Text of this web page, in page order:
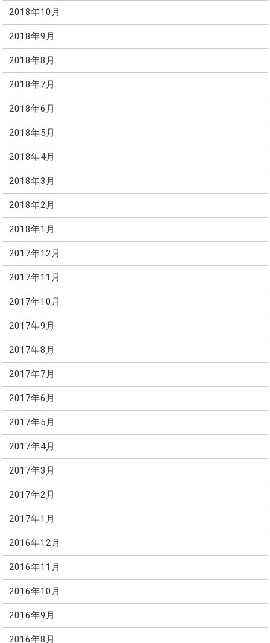
2018年10月
2018年9月
2018年8月
2018年7月
2018年6月
2018年5月
2018年4月
2018年3月
2018年2月
2018年1月
2017年12月
2017年11月
2017年10月
2017年9月
2017年8月
2017年7月
2017年6月
2017年5月
2017年4月
2017年3月
2017年2月
2017年1月
2016年12月
2016年11月
2016年10月
2016年9月
2016年8月